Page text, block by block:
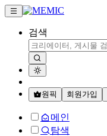
검색
원픽 회원가입
메인
탐색